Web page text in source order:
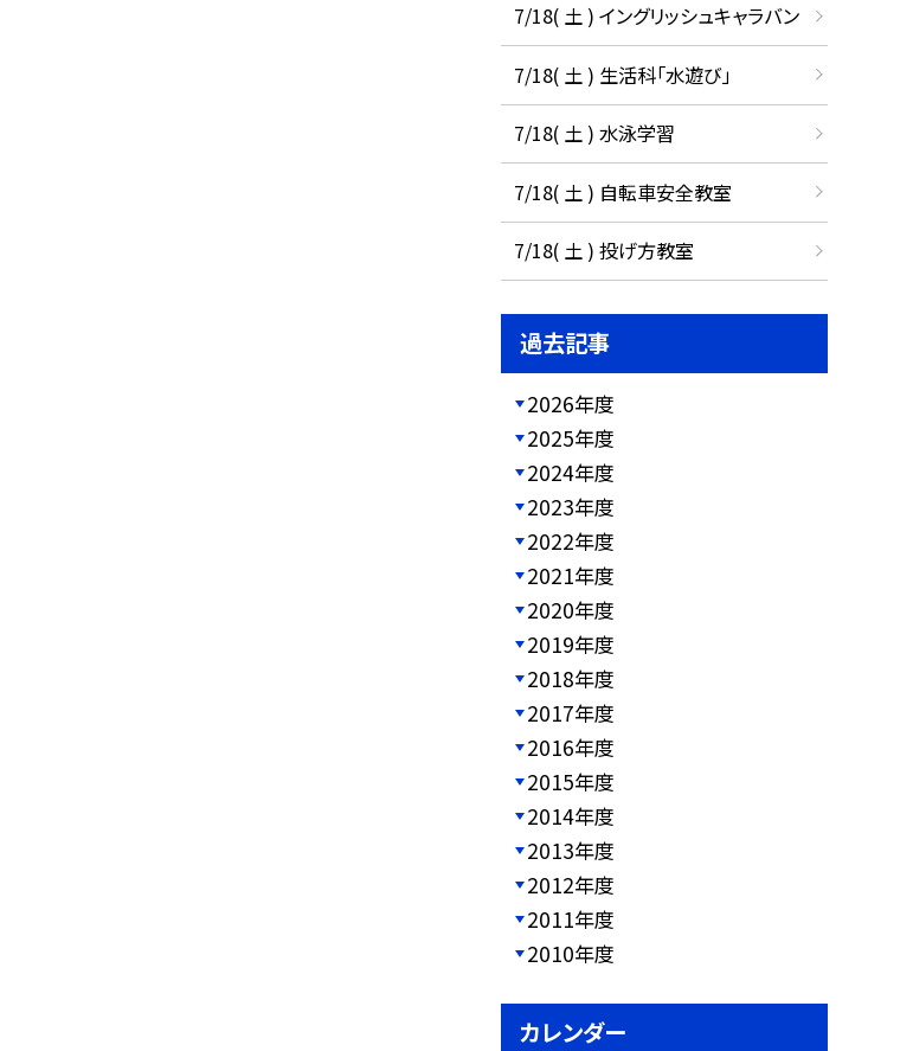
7/18( 土 ) イングリッシュキャラバン
7/18( 土 ) 生活科「水遊び」
7/18( 土 ) 水泳学習
7/18( 土 ) 自転車安全教室
7/18( 土 ) 投げ方教室
過去記事
2026年度
2025年度
2024年度
2023年度
2022年度
2021年度
2020年度
2019年度
2018年度
2017年度
2016年度
2015年度
2014年度
2013年度
2012年度
2011年度
2010年度
カレンダー